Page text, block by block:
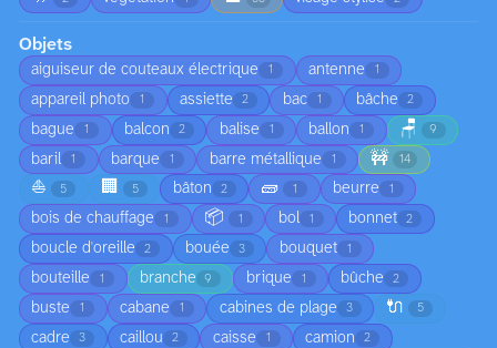
Objets
aiguiseur de couteaux électrique 1 antenne 1
appareil photo 1 assiette 2 bac 1 bâche 2
bague 1 balcon 2 balise 1 ballon 1 🪑 9
baril 1 barque 1 barre métallique 1 🚧 14
⛵ 5 🏢 5 bâton 2 🧱 1 beurre 1
bois de chauffage 1 📦 1 bol 1 bonnet 2
boucle d'oreille 2 bouée 3 bouquet 1
bouteille 1 branche 9 brique 1 bûche 2
buste 1 cabane 1 cabines de plage 3 🔌 5
cadre 3 caillou 2 caisse 1 camion 2